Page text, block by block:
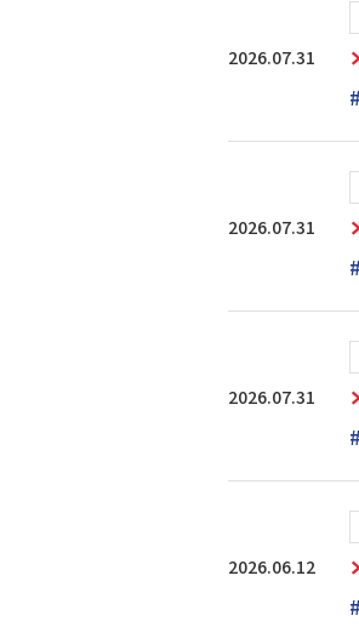
2026.07.31
2026.07.31
2026.07.31
2026.06.12